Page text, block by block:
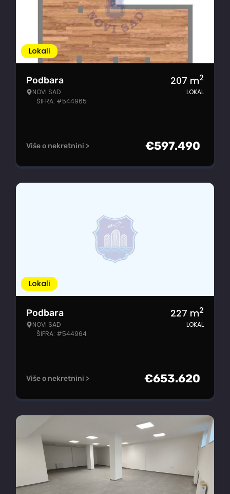
Lokali
Podbara
NOVI SAD
ŠIFRA: #544965
207 m2
LOKAL
Više o nekretnini > €597.490
Lokali
Podbara
NOVI SAD
ŠIFRA: #544964
227 m2
LOKAL
Više o nekretnini > €653.620